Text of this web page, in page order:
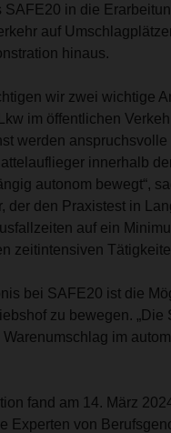
SAFE20 in die
auf
hinaus.
wir zwei wichtige
im öffentlichen
werden
innerhalb
autonom bewegt“,
der den Praxistest in
auf ein
zeitintensiven
bei SAFE20 ist die
zu bewegen.
im
fand am 14. März
Experten von